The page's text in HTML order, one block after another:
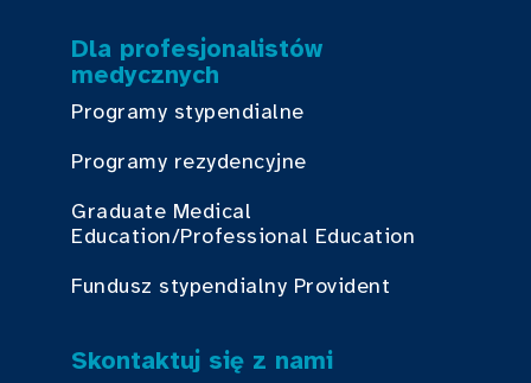
Dla profesjonalistów
medycznych
Programy stypendialne
Programy rezydencyjne
Graduate Medical
Education/Professional Education
Fundusz stypendialny Provident
Skontaktuj się z nami